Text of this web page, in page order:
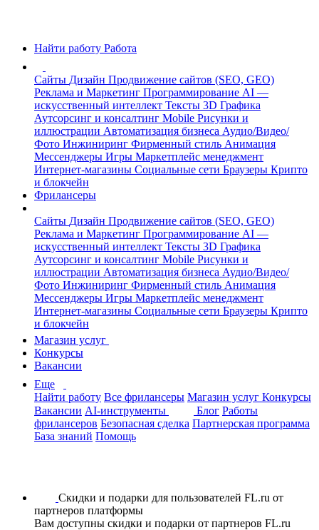
Найти работу Работа
Сайты Дизайн Продвижение сайтов (SEO, GEO)
Реклама и Маркетинг Программирование AI —
искусственный интеллект Тексты 3D Графика
Аутсорсинг и консалтинг Mobile Рисунки и
иллюстрации Автоматизация бизнеса Аудио/Видео/
Фото Инжиниринг Фирменный стиль Анимация
Мессенджеры Игры Маркетплейс менеджмент
Интернет-магазины Социальные сети Браузеры Крипто
и блокчейн
Фрилансеры
Сайты Дизайн Продвижение сайтов (SEO, GEO)
Реклама и Маркетинг Программирование AI —
искусственный интеллект Тексты 3D Графика
Аутсорсинг и консалтинг Mobile Рисунки и
иллюстрации Автоматизация бизнеса Аудио/Видео/
Фото Инжиниринг Фирменный стиль Анимация
Мессенджеры Игры Маркетплейс менеджмент
Интернет-магазины Социальные сети Браузеры Крипто
и блокчейн
Магазин услуг
Конкурсы
Вакансии
Еще
Найти работу Все фрилансеры Магазин услуг Конкурсы
Вакансии AI-инструменты Блог Работы
фрилансеров Безопасная сделка Партнерская программа
База знаний Помощь
Скидки и подарки для пользователей FL.ru от
партнеров платформы
Вам доступны скидки и подарки от партнеров FL.ru